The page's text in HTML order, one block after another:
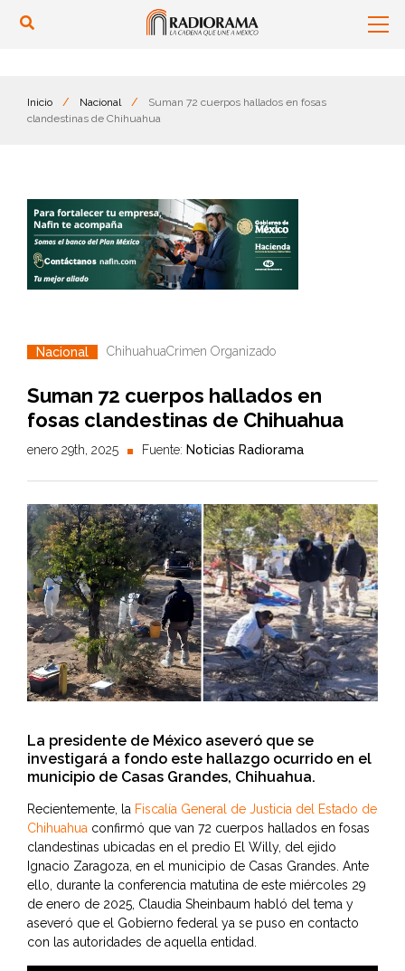
Inicio / Nacional /
Suman 72 cuerpos hallados en fosas
clandestinas de Chihuahua
Nacional ChihuahuaCrimen Organizado
Suman 72 cuerpos hallados en
fosas clandestinas de Chihuahua
enero 29th, 2025 Fuente: Noticias Radiorama
La presidente de México aseveró que se
investigará a fondo este hallazgo ocurrido en el
municipio de Casas Grandes, Chihuahua.
Recientemente, la Fiscalía General de Justicia del Estado de
Chihuahua confirmó que van 72 cuerpos hallados en fosas
clandestinas ubicadas en el predio El Willy, del ejido
Ignacio Zaragoza, en el municipio de Casas Grandes. Ante
ello, durante la conferencia matutina de este miércoles 29
de enero de 2025, Claudia Sheinbaum habló del tema y
aseveró que el Gobierno federal ya se puso en contacto
con las autoridades de aquella entidad.